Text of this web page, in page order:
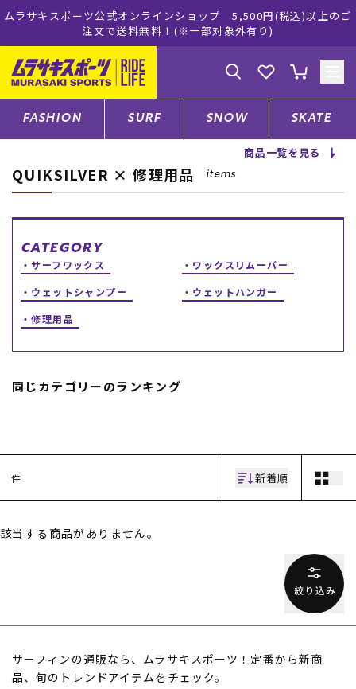
ムラサキスポーツ公式オンラインショップ 5,500円(税込)以上のご
注文で送料無料！(※一部対象外有り)
ゲスト様
ログイン 会員登録
店舗一覧
CATEGORY
ファッションTOP
スノーTOP
ブランド一覧
フ
ー
よくある質問
お問い合わせ
ニュース
FASHION SURF SNOW SKATE
商品一覧を見る
QUIKSILVER × 修理用品 items
CATEGORY
サーフワックス
ワックスリムーバー
ウェットシャンプー
ウェットハンガー
修理用品
同じカテゴリーのランキング
件 新着順
該当する商品がありません。
サーフィンの通販なら、ムラサキスポーツ！定番から新商
品、旬のトレンドアイテムをチェック。